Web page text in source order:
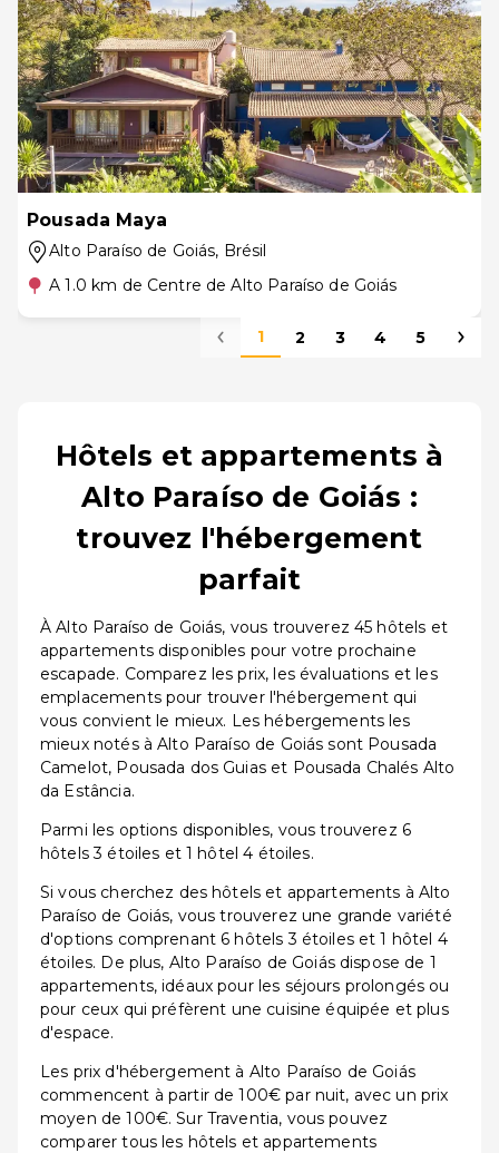
Pousada Maya
Alto Paraíso de Goiás, Brésil
A 1.0 km de Centre de Alto Paraíso de Goiás
1 2 3 4 5
Hôtels et appartements à
Alto Paraíso de Goiás :
trouvez l'hébergement
parfait
À Alto Paraíso de Goiás, vous trouverez 45 hôtels et
appartements disponibles pour votre prochaine
escapade. Comparez les prix, les évaluations et les
emplacements pour trouver l'hébergement qui
vous convient le mieux. Les hébergements les
mieux notés à Alto Paraíso de Goiás sont Pousada
Camelot, Pousada dos Guias et Pousada Chalés Alto
da Estância.
Parmi les options disponibles, vous trouverez 6
hôtels 3 étoiles et 1 hôtel 4 étoiles.
Si vous cherchez des hôtels et appartements à Alto
Paraíso de Goiás, vous trouverez une grande variété
d'options comprenant 6 hôtels 3 étoiles et 1 hôtel 4
étoiles. De plus, Alto Paraíso de Goiás dispose de 1
appartements, idéaux pour les séjours prolongés ou
pour ceux qui préfèrent une cuisine équipée et plus
d'espace.
Les prix d'hébergement à Alto Paraíso de Goiás
commencent à partir de 100€ par nuit, avec un prix
moyen de 100€. Sur Traventia, vous pouvez
comparer tous les hôtels et appartements